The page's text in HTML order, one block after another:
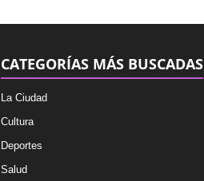
CATEGORÍAS MÁS BUSCADAS
La Ciudad
Cultura
Deportes
Salud